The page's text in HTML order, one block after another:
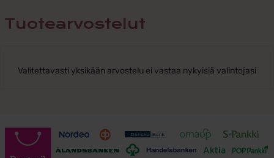
Tuotearvostelut
Valitettavasti yksikään arvostelu ei vastaa nykyisiä valintojasi